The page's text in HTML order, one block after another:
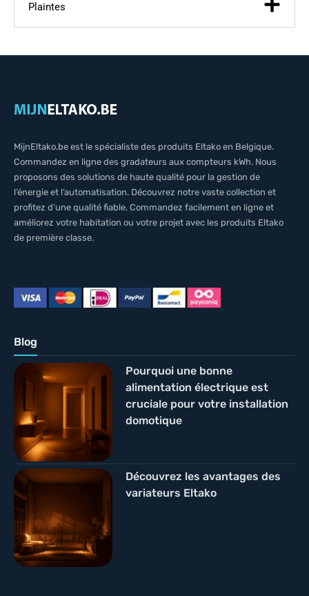
Plaintes
MijnEltako.be est le spécialiste des produits Eltako en Belgique.
Commandez en ligne des gradateurs aux compteurs kWh. Nous
proposons des solutions de haute qualité pour la gestion de
l’énergie et l’automatisation. Découvrez notre vaste collection et
profitez d’une qualité fiable. Commandez facilement en ligne et
améliorez votre habitation ou votre projet avec les produits Eltako
de première classe.
Blog
Pourquoi une bonne
alimentation électrique est
cruciale pour votre installation
domotique
Découvrez les avantages des
variateurs Eltako